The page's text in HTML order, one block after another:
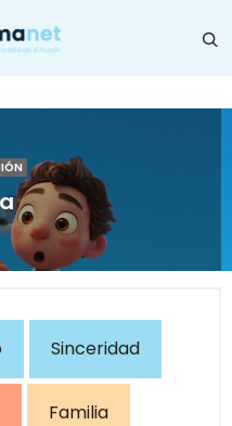
Sinceridad
Familia